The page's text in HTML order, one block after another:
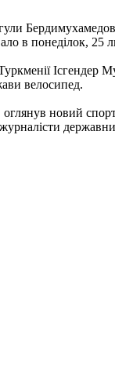
в понеділок, 25
Ісгендер
велосипед.
новий